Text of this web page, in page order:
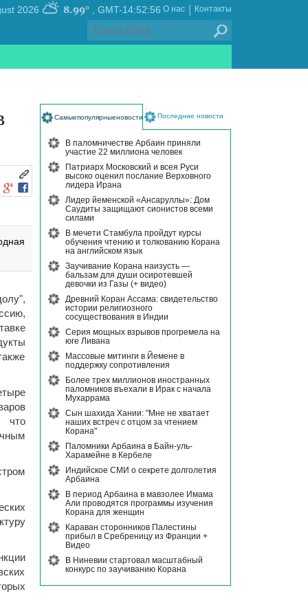
GMT-14:52:56
8.99° Контакты
|
О нас
что
Самыепопулярныеновости Последние новости
В паломничестве Арбаин приняли
участие 22 миллиона человек
Патриарх Московский и всея Руси
высоко оценил послание Верховного
лидера Ирана
Лидер йеменской «Ансаруллы»: Дом
Саудиты защищают сионистов всеми
силами
В мечети Стамбула пройдут курсы
обучения чтению и толкованию Корана
на английском язык
Заучивание Корана наизусть —
бальзам для души осиротевшей
девочки из Газы (+ видео)
Древний Коран Ассама: свидетельство
истории религиозного
сосуществования в Индии
Серия мощных взрывов прогремела на
юге Ливана
Массовые митинги в Йемене в
поддержку сопротивления
Более трех миллионов иностранных
паломников въехали в Ирак с начала
Мухаррама
Сын шахида Хании: "Мне не хватает
наших встреч с отцом за чтением
Корана"
Паломники Арбаина в Байн-уль-
Харамейне в Кербеле
Индийское СМИ о секрете долголетия
Арбаина
В период Арбаина в мавзолее Имама
Али проводятся программы изучения
Корана для женщин
Караван сторонников Палестины
прибыл в Сребреницу из Франции +
Видео
В Ниневии стартовал масштабный
конкурс по заучиванию Корана